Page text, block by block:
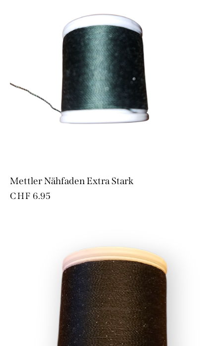
Mettler Nähfaden Extra Stark
CHF 6.95